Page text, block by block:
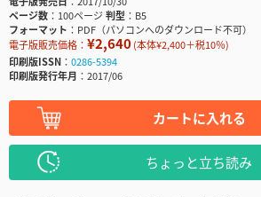
ページ数
100ページ判型
B5
フォーマット
PDF（パソコンへのダウンロード不可）
電子版販売価格： ¥2,640(本体¥2,400＋税10％)
印刷版ISSN
0286-5394
印刷版発行年月
2017/06
カートに入れる
ちょっと立ち読み